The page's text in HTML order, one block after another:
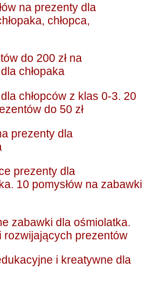
na prezenty dla
chłopca,
do 200 zł na
chłopaka
chłopców z klas 0-3. 20
do 50 zł
prezenty dla
prezenty dla
10 pomysłów na zabawki
zabawki dla ośmiolatka.
rozwijających prezentów
i kreatywne dla